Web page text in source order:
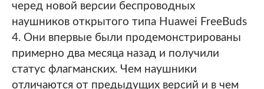
черед новой версии беспроводных
наушников открытого типа Huawei FreeBuds
4. Они впервые были продемонстрированы
примерно два месяца назад и получили
статус флагманских. Чем наушники
отличаются от предыдущих версий и в чем